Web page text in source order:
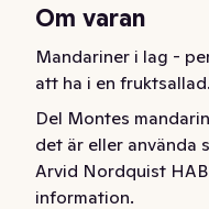
Om varan
Mandariner i lag -
att ha i en fruktsallad.
Del Montes
det är eller använda
Arvid Nordquist
information.